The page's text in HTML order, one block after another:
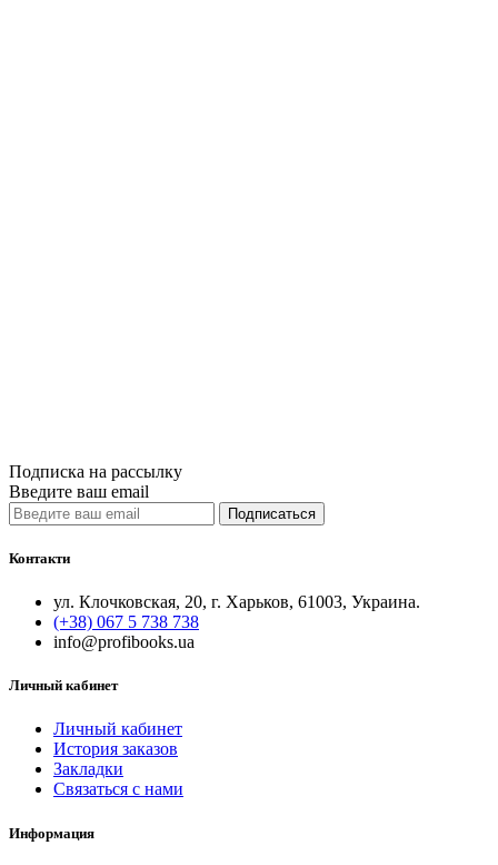
Подписка на рассылку
Введите ваш email
Подписаться
Контакти
ул. Клочковская, 20, г. Харьков, 61003, Украина.
(+38) 067 5 738 738
info@profibooks.ua
Личный кабинет
Личный кабинет
История заказов
Закладки
Связаться с нами
Информация